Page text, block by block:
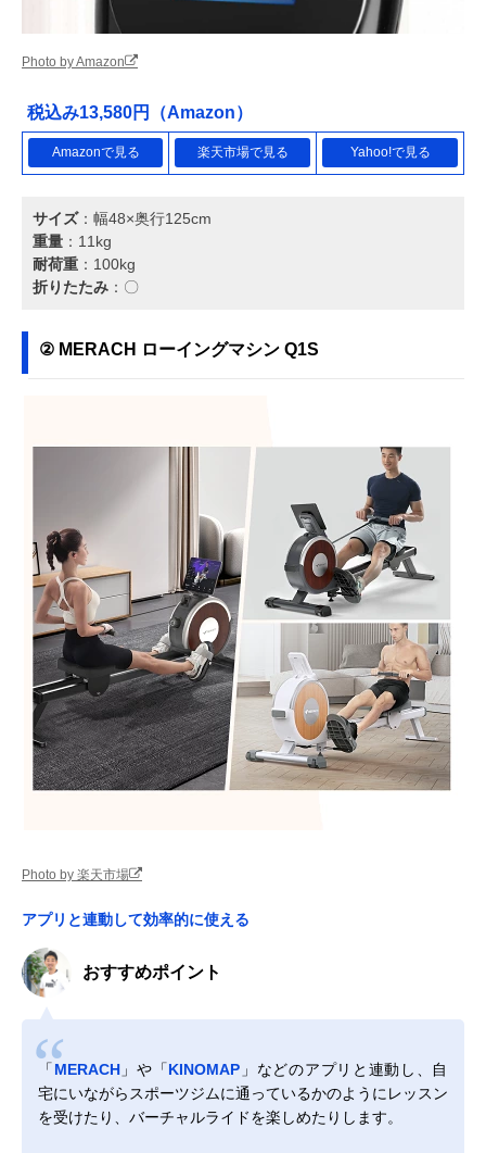
Photo by Amazon
税込み13,580円（Amazon）
Amazonで見る 楽天市場で見る Yahoo!で見る
サイズ：幅48×奥行125cm
重量 ：11kg
耐荷重 ：100kg
折りたたみ ：〇
② MERACH ローイングマシン Q1S
Photo by 楽天市場
アプリと連動して効率的に使える
おすすめポイント
「 MERACH」や「KINOMAP 」などのアプリと連動し、自
宅にいながらスポーツジムに通っているかのようにレッスン
を受けたり、バーチャルライドを楽しめたりします。